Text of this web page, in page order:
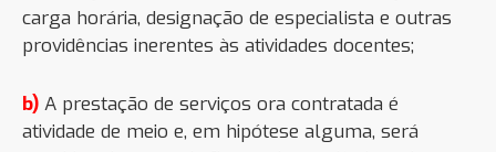
carga horária, designação de especialista e outras
providências inerentes às atividades docentes;
b) A prestação de serviços ora contratada é
atividade de meio e, em hipótese alguma, será